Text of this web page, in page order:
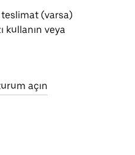
(varsa)
kullanın veya
açın